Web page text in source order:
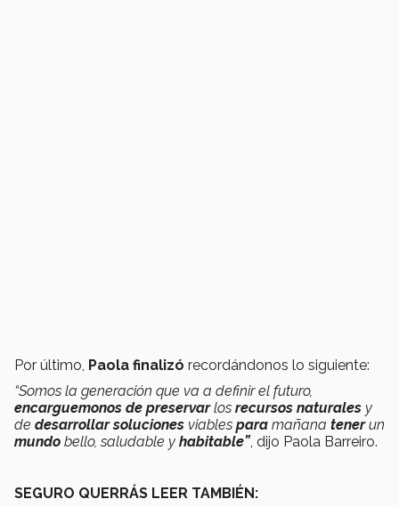
Por último, Paola finalizó recordándonos lo siguiente:
“Somos la generación que va a definir el futuro,
encarguemonos de preservarlos recursos naturales y
de desarrollar soluciones viables para mañana tenerun
mundo bello, saludable y habitable”, dijo Paola Barreiro.
SEGURO QUERRÁS LEER TAMBIÉN: